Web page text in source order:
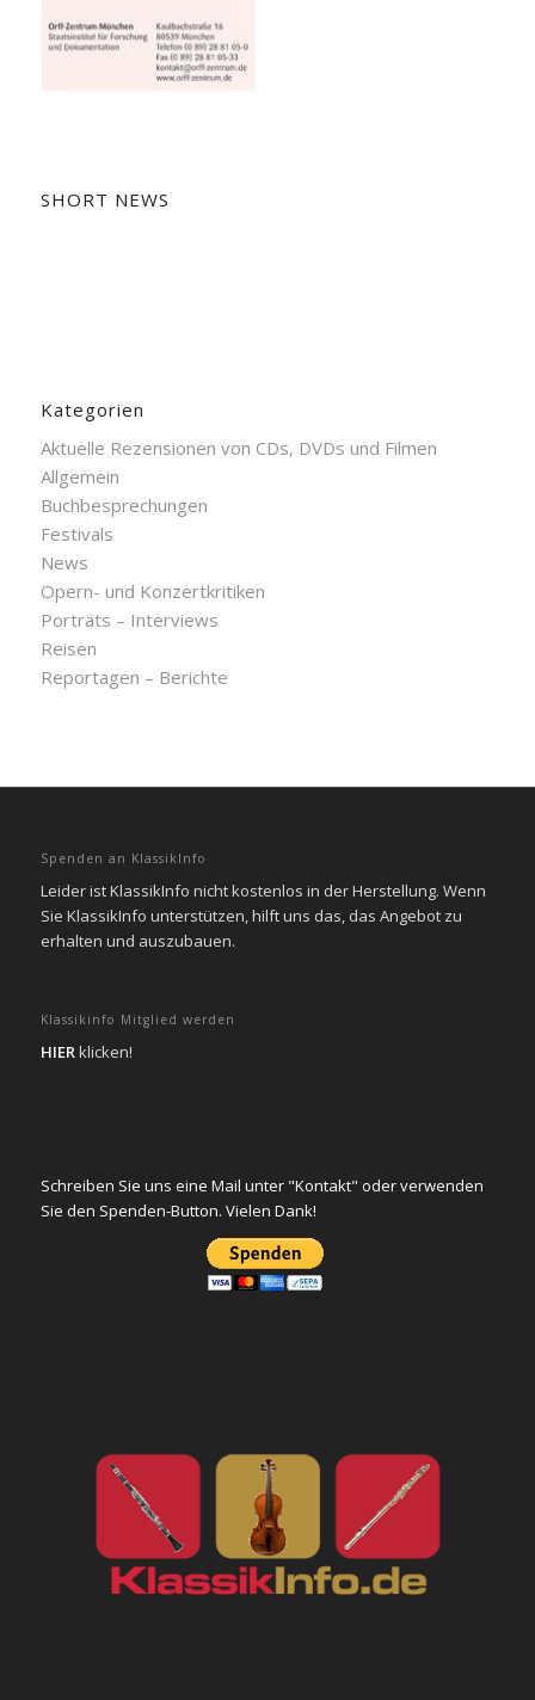
SHORT NEWS
Kategorien
Aktuelle Rezensionen von CDs, DVDs und Filmen
Allgemein
Buchbesprechungen
Festivals
News
Opern- und Konzertkritiken
Porträts – Interviews
Reisen
Reportagen – Berichte
Spenden an KlassikInfo
Leider ist KlassikInfo nicht kostenlos in der Herstellung. Wenn
Sie KlassikInfo unterstützen, hilft uns das, das Angebot zu
erhalten und auszubauen.
Klassikinfo Mitglied werden
HIERklicken!
Schreiben Sie uns eine Mail unter "Kontakt" oder verwenden
Sie den Spenden-Button. Vielen Dank!